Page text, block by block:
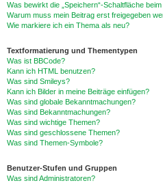
Was bewirkt die „Speichern“-Schaltfläche
Warum muss mein Beitrag erst freigegeben
Wie markiere ich ein Thema als neu?
Textformatierung und Thementypen
Was ist BBCode?
Kann ich HTML benutzen?
Was sind Smileys?
Kann ich Bilder in meine Beiträge einfügen?
Was sind globale Bekanntmachungen?
Was sind Bekanntmachungen?
Was sind wichtige Themen?
Was sind geschlossene Themen?
Was sind Themen-Symbole?
Benutzer-Stufen und Gruppen
Was sind Administratoren?